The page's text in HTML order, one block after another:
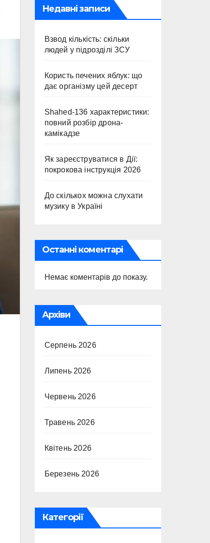
Недавні записи
Взвод кількість: скільки
людей у підрозділі ЗСУ
Користь печених яблук: що
дає організму цей десерт
Shahed-136 характеристики:
повний розбір дрона-
камікадзе
Як зареєструватися в Дії:
покрокова інструкція 2026
До скількох можна слухати
музику в Україні
Останні коментарі
Немає коментарів до показу.
Архіви
Серпень 2026
Липень 2026
Червень 2026
Травень 2026
Квітень 2026
Березень 2026
Категорії